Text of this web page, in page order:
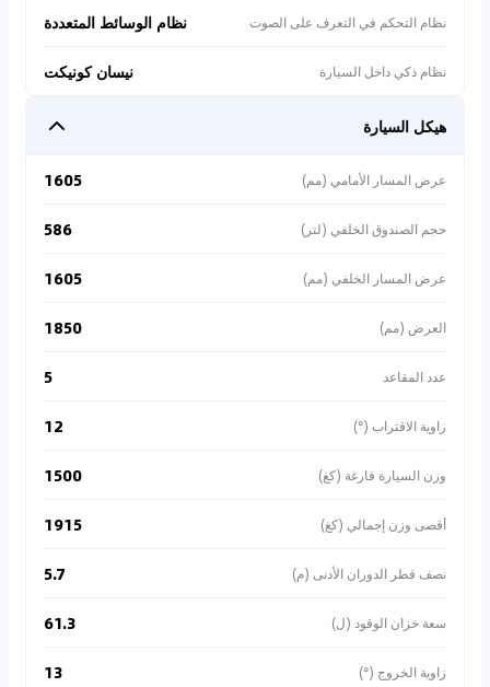
نظام التحكم في التعرف على الصوت نظام الوسائط المتعددة
نظام ذكي داخل السيارة نيسان كونيكت
هيكل السيارة
عرض المسار الأمامي (مم) 1605
حجم الصندوق الخلفي (لتر) 586
عرض المسار الخلفي (مم) 1605
العرض (مم) 1850
عدد المقاعد 5
زاوية الاقتراب (°) 12
وزن السيارة فارغة (كغ) 1500
أقصى وزن إجمالي (كغ) 1915
نصف قطر الدوران الأدنى (م) 5.7
سعة خزان الوقود (ل) 61.3
زاوية الخروج (°) 13